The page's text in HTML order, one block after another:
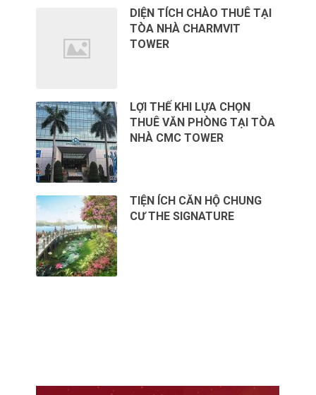
DIỆN TÍCH CHÀO THUÊ TẠI
TÒA NHÀ CHARMVIT
TOWER
LỢI THẾ KHI LỰA CHỌN
THUÊ VĂN PHÒNG TẠI TÒA
NHÀ CMC TOWER
TIỆN ÍCH CĂN HỘ CHUNG
CƯ THE SIGNATURE